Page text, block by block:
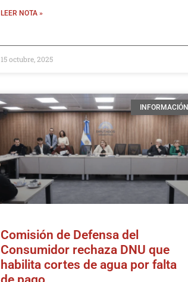
LEER NOTA »
15 octubre, 2025
INFORMACIÓN
Comisión de Defensa del
Consumidor rechaza DNU que
habilita cortes de agua por falta